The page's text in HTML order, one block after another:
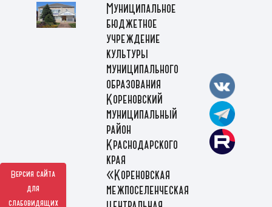
Версия сайта
для
слабовидящих
Муниципальное
бюджетное
учреждение
культуры
муниципального
образования
Кореновский
муниципальный
район
Краснодарского
края
«Кореновская
межпоселенческая